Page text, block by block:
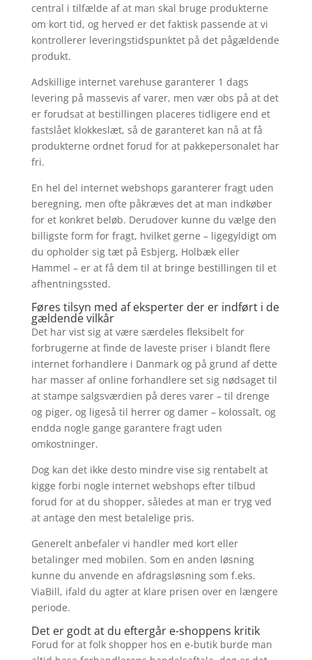
central i tilfælde af at man skal bruge produkterne
om kort tid, og herved er det faktisk passende at vi
kontrollerer leveringstidspunktet på det pågældende
produkt.
Adskillige internet varehuse garanterer 1 dags
levering på massevis af varer, men vær obs på at det
er forudsat at bestillingen placeres tidligere end et
fastslået klokkeslæt, så de garanteret kan nå at få
produkterne ordnet forud for at pakkepersonalet har
fri.
En hel del internet webshops garanterer fragt uden
beregning, men ofte påkræves det at man indkøber
for et konkret beløb. Derudover kunne du vælge den
billigste form for fragt, hvilket gerne – ligegyldigt om
du opholder sig tæt på Esbjerg, Holbæk eller
Hammel – er at få dem til at bringe bestillingen til et
afhentningssted.
Føres tilsyn med af eksperter der er indført i de
gældende vilkår
Det har vist sig at være særdeles fleksibelt for
forbrugerne at finde de laveste priser i blandt flere
internet forhandlere i Danmark og på grund af dette
har masser af online forhandlere set sig nødsaget til
at stampe salgsværdien på deres varer – til drenge
og piger, og ligeså til herrer og damer – kolossalt, og
endda nogle gange garantere fragt uden
omkostninger.
Dog kan det ikke desto mindre vise sig rentabelt at
kigge forbi nogle internet webshops efter tilbud
forud for at du shopper, således at man er tryg ved
at antage den mest betalelige pris.
Generelt anbefaler vi handler med kort eller
betalinger med mobilen. Som en anden løsning
kunne du anvende en afdragsløsning som f.eks.
ViaBill, ifald du agter at klare prisen over en længere
periode.
Det er godt at du eftergår e-shoppens kritik
Forud for at folk shopper hos en e-butik burde man